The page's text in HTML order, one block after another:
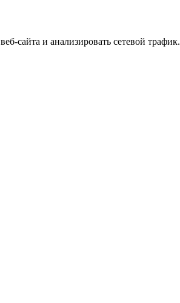
сайта и анализировать сетевой трафик.